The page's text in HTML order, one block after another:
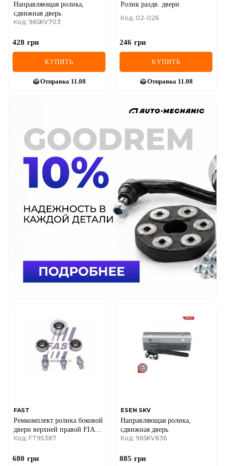
Направляющая ролика,
сдвижная дверь
Код: 96SKV703
428 грн
КУПИТЬ
Отправка 11.08
Ролик раздв. двери
Код: 02-026
246 грн
КУПИТЬ
Отправка 11.08
FAST
Ремкомплект ролика боковой
двери верхней правой FIAT
Ducato 06-14, Ducato 14-;
Boxer 14-; CITROEN Jumper
Код: FT95387
680 грн
ESEN SKV
Направляющая ролика,
сдвижная дверь
Код: 96SKV836
885 грн